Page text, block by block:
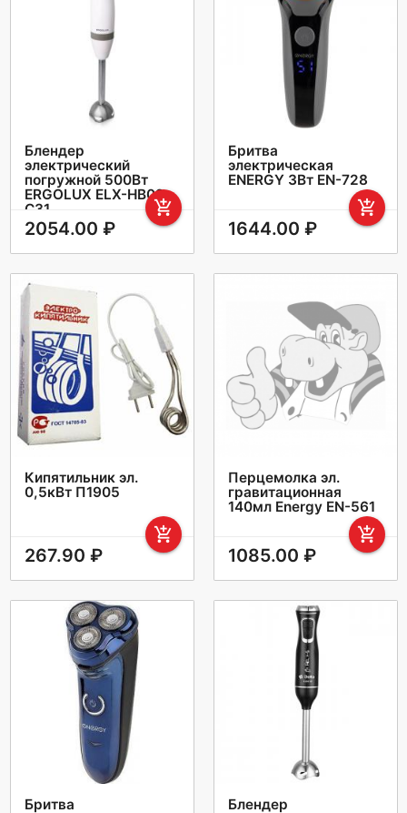
Блендер
электрический
погружной 500Вт
ERGOLUX ELX-HB02-
C31
add_shopping_cart
2054.00 ₽
Бритва
электрическая
ENERGY 3Вт EN-728
add_shopping_cart
1644.00 ₽
Кипятильник эл.
0,5кВт П1905
add_shopping_cart
267.90 ₽
Перцемолка эл.
гравитационная
140мл Energy EN-561
add_shopping_cart
1085.00 ₽
Бритва
Блендер